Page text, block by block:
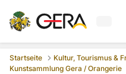
Startseite Kultur, Tourismus &
Kunstsammlung Gera / Orangerie